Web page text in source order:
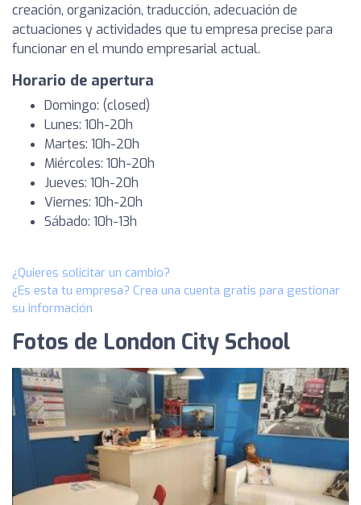
creación, organización, traducción, adecuación de
actuaciones y actividades que tu empresa precise para
funcionar en el mundo empresarial actual.
Horario de apertura
Domingo: (closed)
Lunes: 10h-20h
Martes: 10h-20h
Miércoles: 10h-20h
Jueves: 10h-20h
Viernes: 10h-20h
Sábado: 10h-13h
¿Quieres solicitar un cambio?
¿Es esta tu empresa? Crea una cuenta gratis para gestionar
su información
Fotos de London City School